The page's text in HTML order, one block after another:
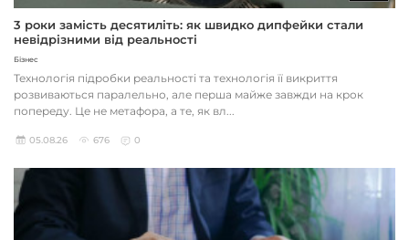
3 роки замість десятиліть: як швидко дипфейки стали
невідрізними від реальності
Бізнес
Технологія підробки реальності та технологія її викриття
розвиваються паралельно, але перша майже завжди на крок
попереду. Це не метафора, а те, як вл...
05.08.26 676 0